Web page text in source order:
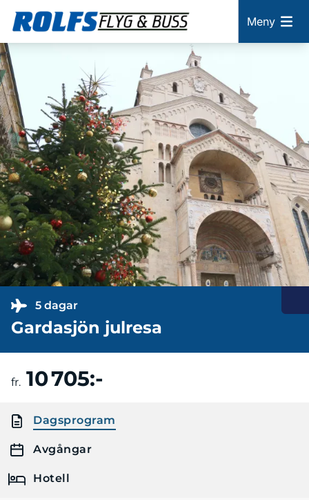
Meny
5 dagar
Gardasjön julresa
fr. 10 705:-
Dagsprogram
Avgångar
Hotell